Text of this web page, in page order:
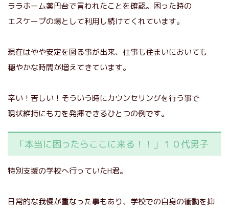
ララホーム薬円台で言われたことを確認。困った時の
エスケープの場として利用し続けてくれています。
現在はやや安定を図る事が出来、仕事も住まいにおいても
穏やかな時間が増えてきています。
辛い！苦しい！そういう時にカウンセリングを行う事で
現状維持にも力を発揮できるひとつの例です。
「本当に困ったらここに来る！！」１０代男子
特別支援の学校へ行っていたH君。
日常的な我慢が重なった事もあり、学校での自身の衝動を抑